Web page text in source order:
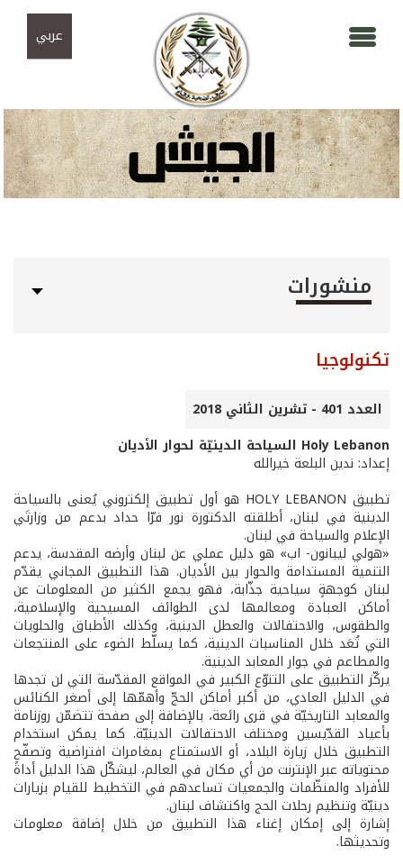
عربي
منشورات
تكنولوجيا
العدد 401 - تشرين الثاني 2018
Holy Lebanon السياحة الدينيّة لحوار الأديان
إعداد: ندين البلعة خيرالله
تطبيق HOLY LEBANON هو أول تطبيق إلكتروني يُعنى بالسياحة
الدينية في لبنان، أطلقته الدكتورة نور فرّا حداد بدعم من وزارتَي
الإعلام والسياحة في لبنان.
«هولي ليبانون- اب» هو دليل عملي عن لبنان وأرضه المقدسة، يدعم
التنمية المستدامة والحوار بين الأديان. هذا التطبيق المجاني يقدّم
لبنان كوجهةٍ سياحية جذّابة، فهو يجمع الكثير من المعلومات عن
أماكن العبادة ومعالمها لدى الطوائف المسيحية والإسلامية،
والطقوس، والاحتفالات والعطل الدينية، وكذلك الأطباق والحلويات
التي تُعَد خلال المناسبات الدينية، كما يسلّط الضوء على المنتجعات
والمطاعم في جوار المعابد الدينية.
يركّز التطبيق على التنوّع الكبير في المواقع المقدّسة التي لن تجدها
في الدليل العادي، من أكبر أماكن الحجّ وأهمّها إلى أصغر الكنائس
والمعابد التاريخيّة في قرى رائعة، بالإضافة إلى صفحة تتضمّن روزنامة
بأعياد القدّيسين ومختلف الاحتفالات الدينيّة. كما يمكن استخدام
التطبيق خلال زيارة البلاد، أو الاستمتاع بمغامرات افتراضية وتصفّح
محتوياته عبر الإنترنت من أي مكان في العالم، ليشكّل هذا الدليل أداةً
للأفراد والمنظّمات والجمعيات تساعدهم في التخطيط للقيام بزيارات
دينيّة وتنظيم رحلات الحج واكتشاف لبنان.
إشارة إلى إمكان إغناء هذا التطبيق من خلال إضافة معلومات
وتحديثها.